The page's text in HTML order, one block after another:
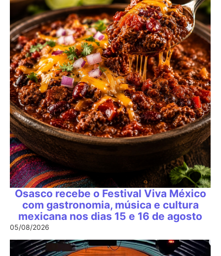
Osasco recebe o Festival Viva México
com gastronomia, música e cultura
mexicana nos dias 15 e 16 de agosto
05/08/2026